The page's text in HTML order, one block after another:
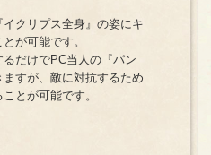
クリプス全身』の姿にキ
が可能です。
だけでPC当人の『パン
ますが、敵に対抗するため
とが可能です。